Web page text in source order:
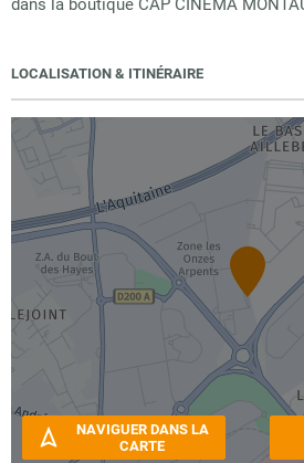
dans la boutique CAP CINEMA
LOCALISATION & ITINÉRAIRE
NAVIGUER DANS LA
CARTE